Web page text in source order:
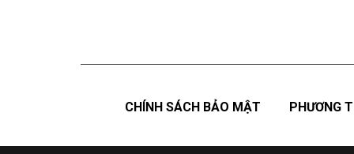
CHÍNH SÁCH BẢO MẬT PHƯƠNG